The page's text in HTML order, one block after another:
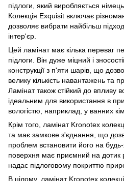
підлоги, який виробляється
Колекція Exquisit включає
дозволяє вибрати найбільш
інтер'єр.
Цей ламінат має кілька переваг
підлоги. Він дуже міцний і
конструкції з п'яти шарів, що
велику кількість навантажень та
Ламінат також стійкий до впливу
ідеальним для використання в
вологістю, наприклад, у ванних
Крім того, ламінат Kronotex
та має замкове з'єднання, що
проблем встановити його на будь-
поверхня має приємний на
надає підлоговому покриттю
В цілому, ламінат Kronotex